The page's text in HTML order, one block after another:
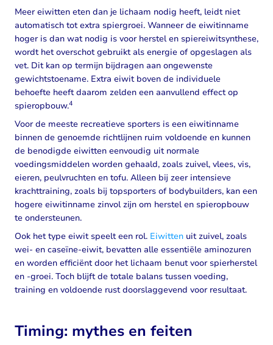
Meer eiwitten eten dan je lichaam nodig heeft, leidt niet
automatisch tot extra spiergroei. Wanneer de eiwitinname
hoger is dan wat nodig is voor herstel en spiereiwitsynthese,
wordt het overschot gebruikt als energie of opgeslagen als
vet. Dit kan op termijn bijdragen aan ongewenste
gewichtstoename. Extra eiwit boven de individuele
behoefte heeft daarom zelden een aanvullend effect op
spieropbouw.4
Voor de meeste recreatieve sporters is een eiwitinname
binnen de genoemde richtlijnen ruim voldoende en kunnen
de benodigde eiwitten eenvoudig uit normale
voedingsmiddelen worden gehaald, zoals zuivel, vlees, vis,
eieren, peulvruchten en tofu. Alleen bij zeer intensieve
krachttraining, zoals bij topsporters of bodybuilders, kan een
hogere eiwitinname zinvol zijn om herstel en spieropbouw
te ondersteunen.
Ook het type eiwit speelt een rol. Eiwitten uit zuivel, zoals
wei- en caseïne-eiwit, bevatten alle essentiële aminozuren
en worden efficiënt door het lichaam benut voor spierherstel
en -groei. Toch blijft de totale balans tussen voeding,
training en voldoende rust doorslaggevend voor resultaat.
Timing: mythes en feiten